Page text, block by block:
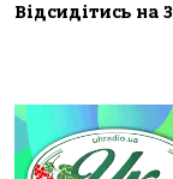
Відсидітись на